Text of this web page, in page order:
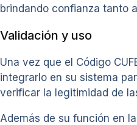
brindando confianza tanto
Validación y uso
Una vez que el Código
integrarlo en su sistema
verificar la legitimidad de
Además de su función en